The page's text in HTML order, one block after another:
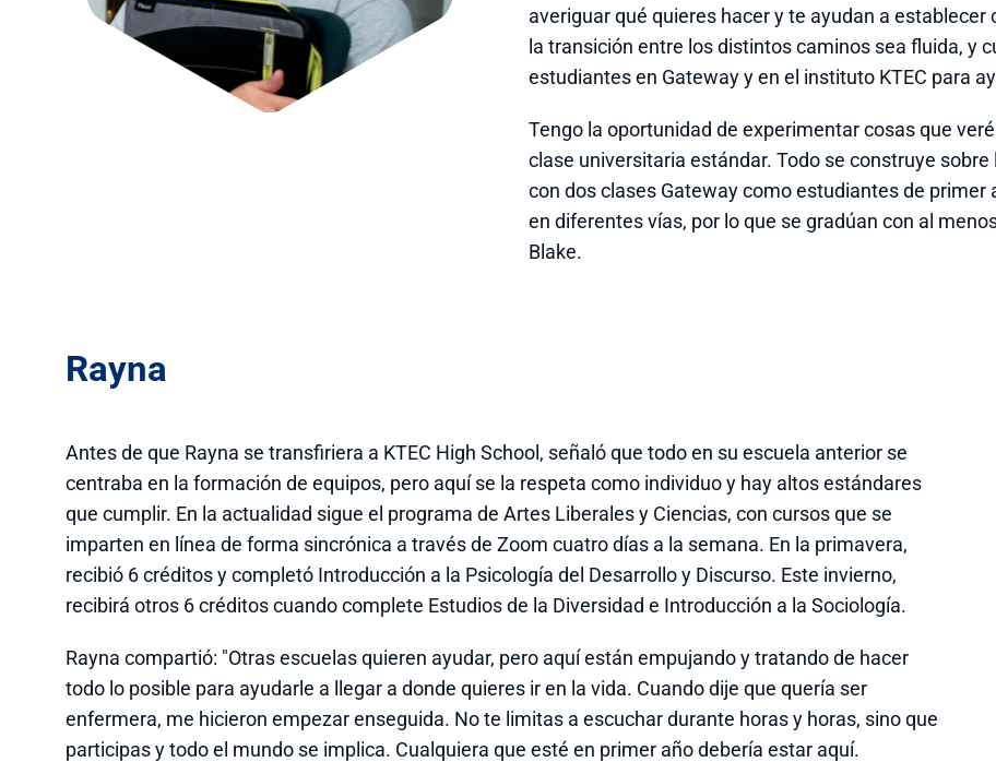
averiguar qué quieres hacer y te ayudan a
la transición entre los distintos caminos sea fluida, y
estudiantes en Gateway y en el instituto KTEC para
Tengo la oportunidad de experimentar cosas que
clase universitaria estándar. Todo se construye
con dos clases Gateway como estudiantes de
en diferentes vías, por lo que se gradúan con al
Blake.
Rayna
Antes de que Rayna se transfiriera a KTEC High School, señaló que todo en su escuela anterior se
centraba en la formación de equipos, pero aquí se la respeta como individuo y hay altos estándares
que cumplir. En la actualidad sigue el programa de Artes Liberales y Ciencias, con cursos que se
imparten en línea de forma sincrónica a través de Zoom cuatro días a la semana. En la primavera,
recibió 6 créditos y completó Introducción a la Psicología del Desarrollo y Discurso. Este invierno,
recibirá otros 6 créditos cuando complete Estudios de la Diversidad e Introducción a la Sociología.
Rayna compartió: "Otras escuelas quieren ayudar, pero aquí están empujando y tratando de hacer
todo lo posible para ayudarle a llegar a donde quieres ir en la vida. Cuando dije que quería ser
enfermera, me hicieron empezar enseguida. No te limitas a escuchar durante horas y horas, sino que
participas y todo el mundo se implica. Cualquiera que esté en primer año debería estar aquí.